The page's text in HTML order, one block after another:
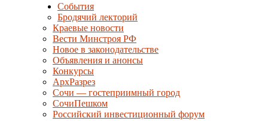
События
Бродячий лекторий
Краевые новости
Вести Минстроя РФ
Новое в законодательстве
Объявления и анонсы
Конкурсы
АрхРазрез
Сочи — гостеприимный город
СочиПешком
Российский инвестиционный форум